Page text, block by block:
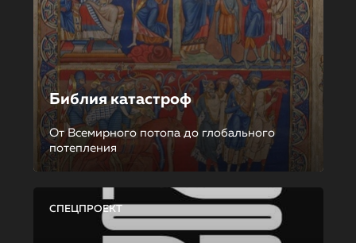
Библия катастроф
От Всемирного потопа до глобального
потепления
СПЕЦПРОЕКТ